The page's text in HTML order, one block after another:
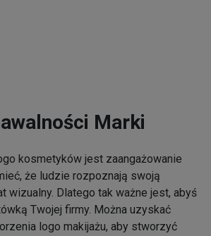
Marki
kosmetyków jest zaangażowanie
że ludzie rozpoznają swoją
wizualny. Dlatego tak ważne jest, abyś
Twojej firmy. Można uzyskać
logo makijażu, aby stworzyć